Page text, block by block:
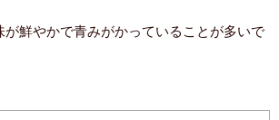
が鮮やかで青みがかっていることが多いで